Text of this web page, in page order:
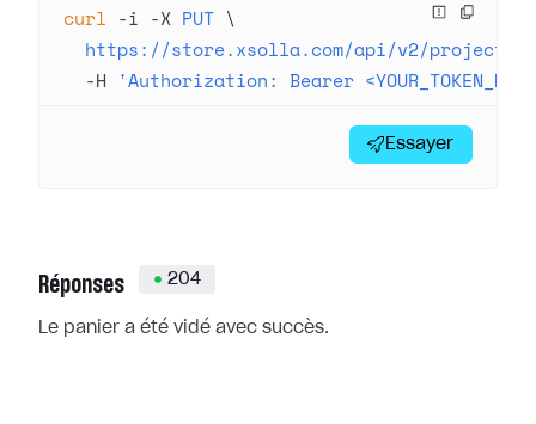
curl -i -X PUT \
https://store.xsolla.com/api/v2/project/
  -H
'Authorization: Bearer
Essayer
Réponses 204
Le panier a été vidé avec succès.